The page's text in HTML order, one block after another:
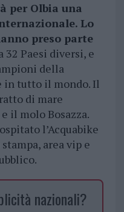
per Olbia una
Lo
preso parte
32 Paesi diversi, e
della
in tutto il mondo. Il
di mare
il molo Bosazza.
l’Acquabike
area vip e
nazionali?